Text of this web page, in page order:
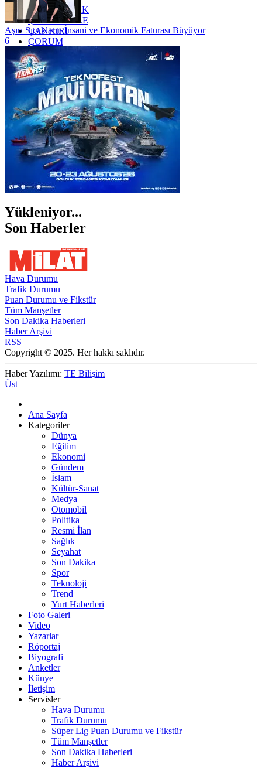
ZONGULDAK
ÇANAKKALE
ÇANKIRI
ÇORUM
İSTANBUL
İZMİR
ŞANLIURFA
ŞIRNAK
Aşırı Sıcakların İnsani ve Ekonomik Faturası Büyüyor
6
Yükleniyor...
Son Haberler
Hava Durumu
Trafik Durumu
Puan Durumu ve Fikstür
Tüm Manşetler
Son Dakika Haberleri
Haber Arşivi
RSS
Copyright © 2025. Her hakkı saklıdır.
Haber Yazılımı: TE Bilişim
Üst
Ana Sayfa
Kategoriler
Dünya
Eğitim
Ekonomi
Gündem
İslam
Kültür-Sanat
Medya
Otomobil
Politika
Resmi İlan
Sağlık
Seyahat
Son Dakika
Spor
Teknoloji
Trend
Yurt Haberleri
Foto Galeri
Video
Yazarlar
Röportaj
Biyografi
Anketler
Künye
İletişim
Servisler
Hava Durumu
Trafik Durumu
Süper Lig Puan Durumu ve Fikstür
Tüm Manşetler
Son Dakika Haberleri
Haber Arşivi